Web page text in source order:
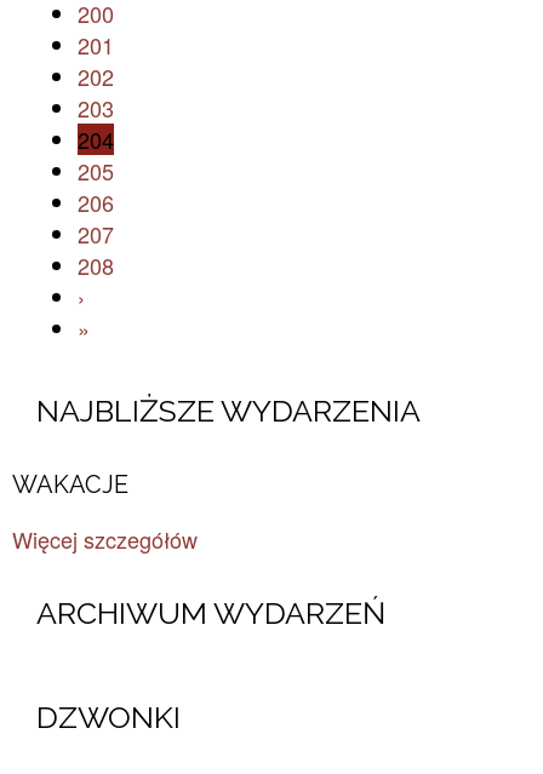
200
201
202
203
204
205
206
207
208
›
»
NAJBLIŻSZE WYDARZENIA
WAKACJE
Więcej szczegółów
ARCHIWUM WYDARZEŃ​
DZWONKI